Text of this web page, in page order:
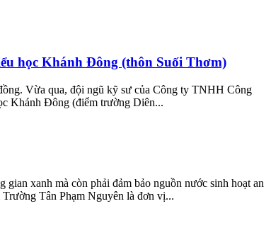
học Khánh Đông (thôn Suối Thơm)
Vừa qua, đội ngũ kỹ sư của Công ty TNHH Công
Khánh Đông (điểm trường Diên...
xanh mà còn phải đảm bảo nguồn nước sinh hoạt an
Tân Phạm Nguyên là đơn vị...